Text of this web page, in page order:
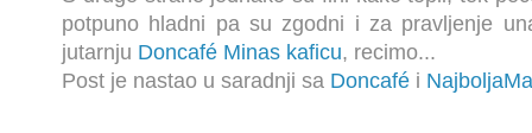
potpuno hladni pa su zgodni i za pravljenje
jutarnju Doncafé Minas kaficu, recimo...
Post je nastao u saradnji sa Doncafé i